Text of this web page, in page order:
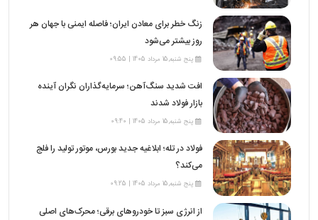
زنگ خطر برای معادن ایران؛ فاصله ایمنی با جهان هر
روز بیشتر می‌شود
پنج شنبه,15 مرداد 1405 | 09:55
افت شدید سنگ‌آهن؛ سرمایه‌گذاران نگران آینده
بازار فولاد شدند
پنج شنبه,15 مرداد 1405 | 09:40
فولاد در تله؛ ابلاغیه جدید بورس، موتور تولید را فلج
می‌کند؟
پنج شنبه,15 مرداد 1405 | 09:25
از انرژی سبز تا خودروهای برقی؛ محرک‌های اصلی